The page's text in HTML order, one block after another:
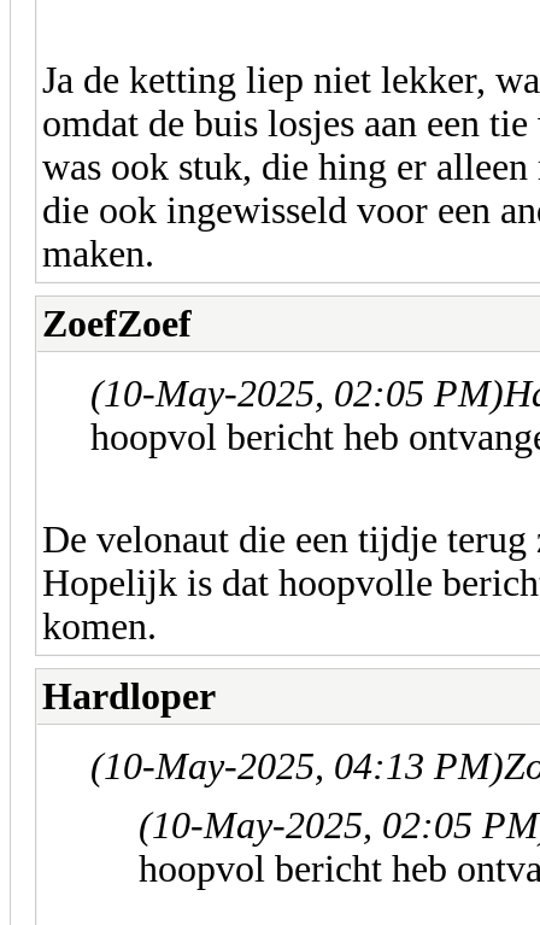
Ja de ketting liep niet lekker,
omdat de buis losjes aan een
was ook stuk, die hing er
die ook ingewisseld voor een
maken.
ZoefZoef
(10-May-2025, 02:05 PM)
hoopvol bericht heb
De velonaut die een tijdje
Hopelijk is dat hoopvolle
komen.
Hardloper
(10-May-2025, 04:13 PM)
(10-May-2025, 02:05
hoopvol bericht heb